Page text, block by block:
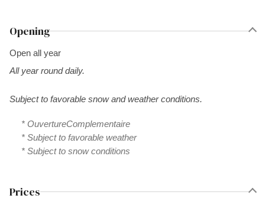
Opening
Open all year
All year round daily.
Subject to favorable snow and weather conditions.
* OuvertureComplementaire
* Subject to favorable weather
* Subject to snow conditions
Prices